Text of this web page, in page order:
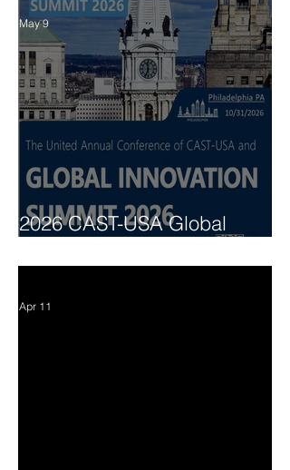
2026 CAST-USA Global
May 9
Apr 11